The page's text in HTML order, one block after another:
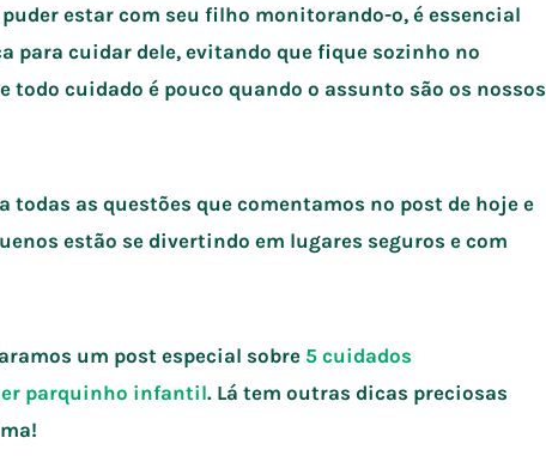
estar com seu filho monitorando-o, é essencial
para cuidar dele, evitando que fique sozinho no
todo cuidado é pouco quando o assunto são os nossos
todas as questões que comentamos no post de hoje e
estão se divertindo em lugares seguros e com
um post especial sobre 5 cuidados
parquinho infantil. Lá tem outras dicas preciosas